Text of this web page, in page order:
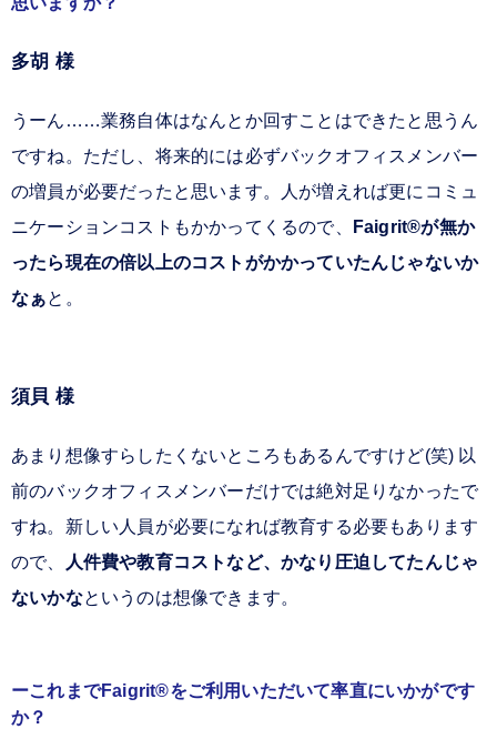
多胡 様
うーん……業務自体はなんとか回すことはできたと思うん
ですね。ただし、将来的には必ずバックオフィスメンバー
の増員が必要だったと思います。人が増えれば更にコミュ
ニケーションコストもかかってくるので、
Faigrit®が無か
ったら現在の倍以上のコストがかかっていたんじゃないか
なぁと。
須貝 様
あまり想像すらしたくないところもあるんですけど(笑) 以
前のバックオフィスメンバーだけでは絶対足りなかったで
すね。新しい人員が必要になれば教育する必要もあります
ので、
人件費や教育コストなど、かなり圧迫してたんじゃ
ないかなというのは想像できます。
これまでFaigrit®をご利用いただいて率直にいかがです
か？